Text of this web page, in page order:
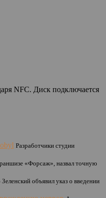
NFC. Диск подключается
Разработчики студии
«Форсаж», назвал точную
объявил указ о введении